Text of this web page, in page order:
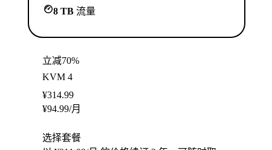
8 TB 流量
立减70%
KVM 4
¥314.99
¥94.99/月
选择套餐